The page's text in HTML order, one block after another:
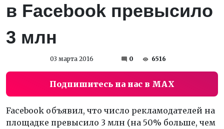
в Facebook превысило
3 млн
03 марта 2016 0 6516
Подпишитесь на нас в MAX
Facebook объявил, что число рекламодателей на
площадке превысило 3 млн (на 50% больше, чем